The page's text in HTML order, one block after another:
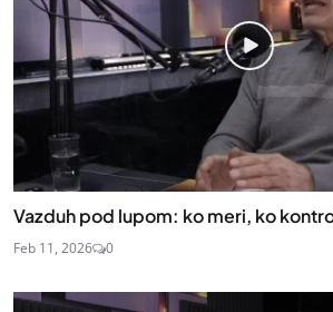
Vazduh pod lupom: ko meri, ko
Feb 11, 2026 0